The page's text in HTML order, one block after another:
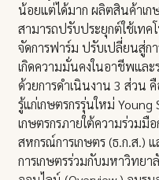
น้อยแต่ได้มาก ผลิตสินค้าเ
สามารถปรับประยุกต์ใช้เทค
จัดการฟาร์ม ปรับเปลี่ยนสู่ก
เกิดความมั่นคงในอาชีพและ
ด้วยการดำเนินงาน 3 ส่วน
รู้แก่เกษตรกรรุ่นใหม่
เกษตรกรภายใต้ความร่วมมื
สหกรณ์การเกษตร (ธ.ก.ส.)
การเกษตรร่วมกับมหาวิทยา